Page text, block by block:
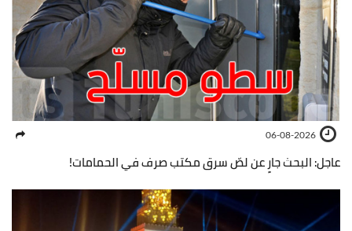
06-08-2026
عاجل: البحث جارٍ عن لصّ سرق مكتب صرف في الحمامات!